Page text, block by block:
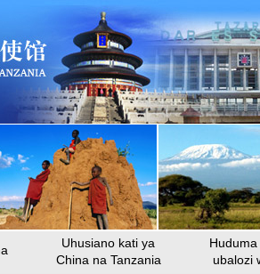
Uhusiano kati ya
China na Tanzania
ubalozi